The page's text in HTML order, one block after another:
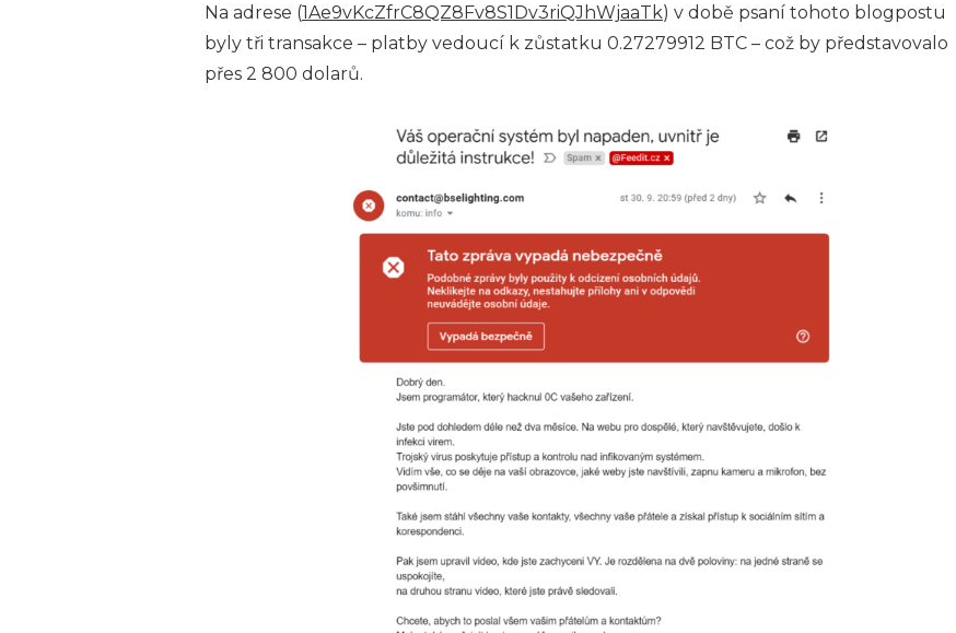
Na adrese (1Ae9vKcZfrC8QZ8Fv8S1Dv3riQJhWjaaTk) v době psaní tohoto blogpostu
byly tři transakce – platby vedoucí k zůstatku 0.27279912 BTC – což by představovalo
přes 2 800 dolarů.